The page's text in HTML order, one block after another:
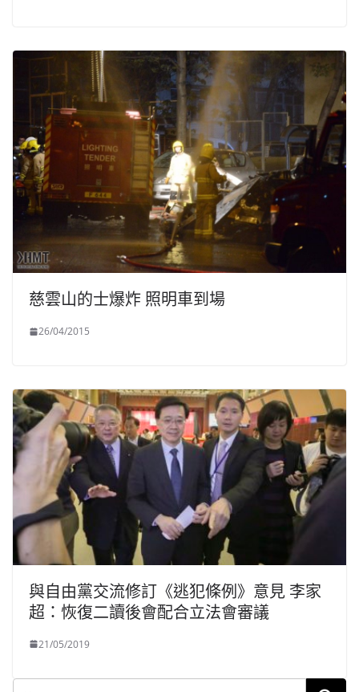
慈雲山的士爆炸 照明車到場
26/04/2015
與自由黨交流修訂《逃犯條例》意見 李家
超：恢復二讀後會配合立法會審議
21/05/2019